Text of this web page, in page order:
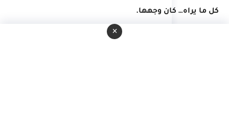
كل ما يراه… كان وجهها.
×